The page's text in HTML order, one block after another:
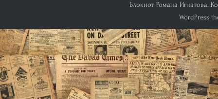
Блокнот Романа Игнатова.
WordPress